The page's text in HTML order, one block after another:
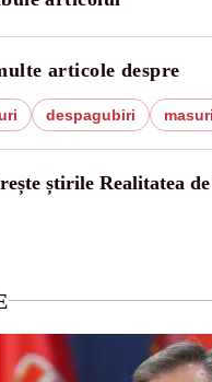
articole despre
despagubiri masuri
știrile Realitatea